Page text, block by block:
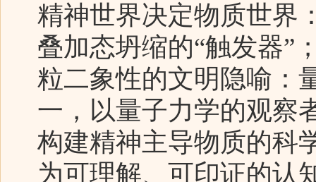
精神世界决定物质世界
叠加态坍缩的“触发器”
粒二象性的文明隐喻：
一，以量子力学的观察
构建精神主导物质的科
为可理解、可印证的认